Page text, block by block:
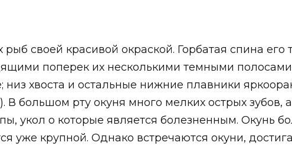
рыб своей красивой окраской. Горбатая спина его
поперек их несколькими темными
низ хвоста и остальные нижние плавники
В большом рту окуня много мелких острых
укол о которые является болезненным. Окунь
уже крупной. Однако встречаются окуни,